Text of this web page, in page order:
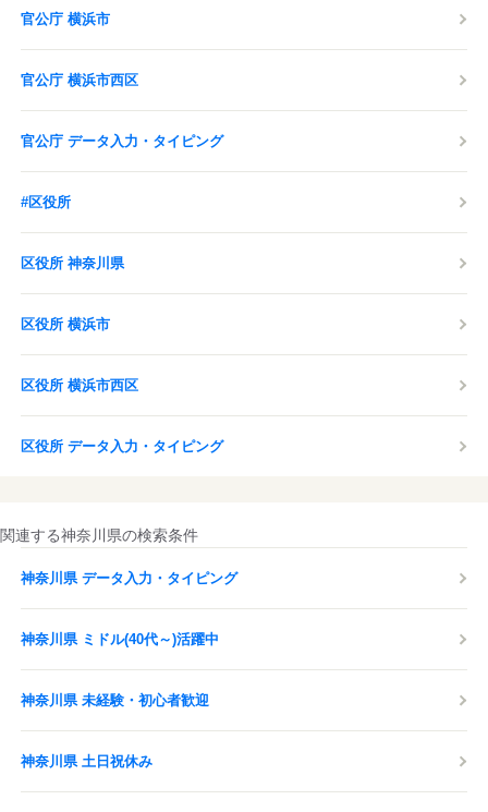
官公庁 横浜市
官公庁 横浜市西区
官公庁 データ入力・タイピング
#区役所
区役所 神奈川県
区役所 横浜市
区役所 横浜市西区
区役所 データ入力・タイピング
関連する神奈川県の検索条件
神奈川県 データ入力・タイピング
神奈川県 ミドル(40代～)活躍中
神奈川県 未経験・初心者歓迎
神奈川県 土日祝休み